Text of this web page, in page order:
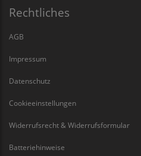
Rechtliches
AGB
Impressum
Datenschutz
Cookieeinstellungen
Widerrufsrecht & Widerrufsformular
Batteriehinweise